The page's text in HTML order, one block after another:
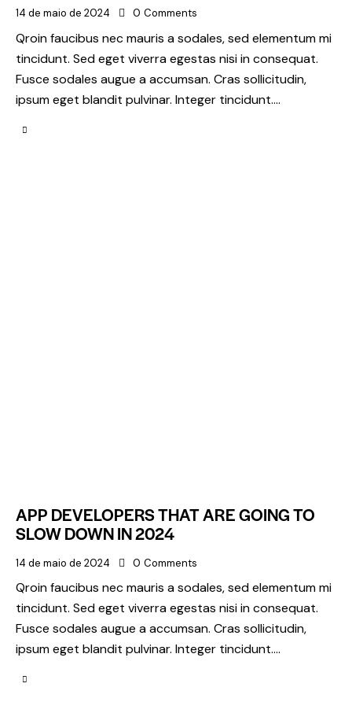
14 de maio de 2024 0 Comments
Qroin faucibus nec mauris a sodales, sed elementum mi
tincidunt. Sed eget viverra egestas nisi in consequat.
Fusce sodales augue a accumsan. Cras sollicitudin,
ipsum eget blandit pulvinar. Integer tincidunt.…
APP DEVELOPERS THAT ARE GOING TO
SLOW DOWN IN 2024
14 de maio de 2024 0 Comments
Qroin faucibus nec mauris a sodales, sed elementum mi
tincidunt. Sed eget viverra egestas nisi in consequat.
Fusce sodales augue a accumsan. Cras sollicitudin,
ipsum eget blandit pulvinar. Integer tincidunt.…